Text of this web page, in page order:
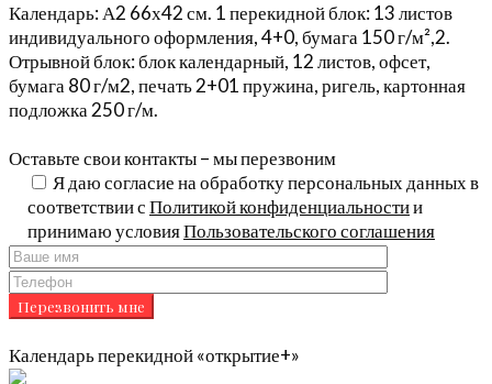
Календарь: А2 66х42 см. 1 перекидной блок: 13 листов
индивидуального оформления, 4+0, бумага 150 г/м²,2.
Отрывной блок: блок календарный, 12 листов, офсет,
бумага 80 г/м2, печать 2+01 пружина, ригель, картонная
подложка 250 г/м.
Оставьте свои контакты – мы перезвоним
Я даю согласие на обработку персональных данных в
соответствии сПолитикой конфиденциальностии
принимаю условияПользовательского соглашения
Календарь перекидной «открытие+»